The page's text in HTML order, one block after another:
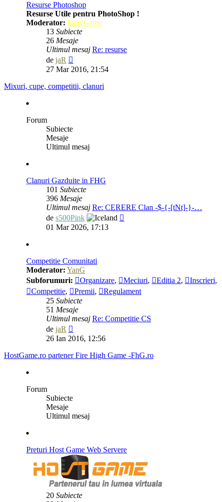
Resurse Photoshop
Resurse Utile pentru PhotoShop !
Moderator: FanyGame
13 Subiecte
26 Mesaje
Ultimul mesaj Re: resurse
de jaR
ultimul
mesaj
27 Mar 2016, 21:54
Mixuri, cupe, competitii, clanuri
Forum
Subiecte
Mesaje
Ultimul mesaj
Clanuri Gazduite in FHG
101 Subiecte
396 Mesaje
Ultimul mesaj Re: CERERE Clan -$-{-[tNt]-}-…
de s500Pink
01 Mar 2026, 17:13
Competitie Comunitati
Moderator: YanG
Subforumuri:
Organizare, Meciuri, Editia 2, Inscrieri,
Competitie, Premii,
Regulament
25 Subiecte
51 Mesaje
Ultimul mesaj Re: Competitie CS
de jaR
ultimul
mesaj
26 Ian 2016, 12:56
HostGame.ro partener Fire High Game -FhG.ro
Forum
Subiecte
Mesaje
Ultimul mesaj
Preturi Host Game Web Servere
20 Subiecte